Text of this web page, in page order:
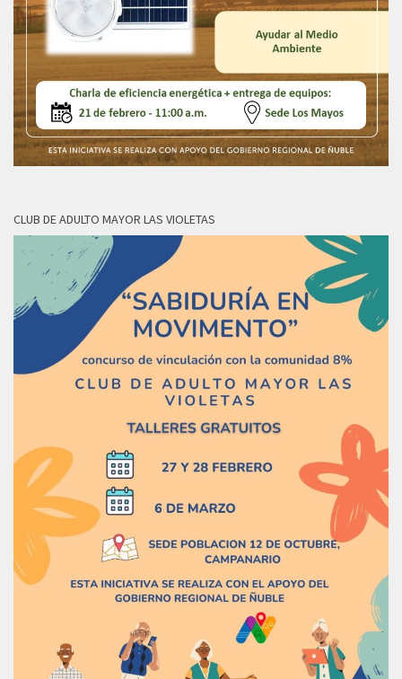
CLUB DE ADULTO MAYOR LAS VIOLETAS